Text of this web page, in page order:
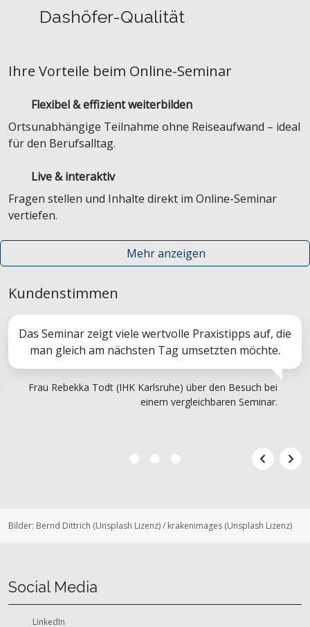
Dashöfer-Qualität
Ihre Vorteile beim Online-Seminar
Flexibel & effizient weiterbilden
Ortsunabhängige Teilnahme ohne Reiseaufwand – ideal
für den Berufsalltag.
Live & interaktiv
Fragen stellen und Inhalte direkt im Online-Seminar
vertiefen.
Mehr anzeigen
Kundenstimmen
Das Seminar zeigt viele wertvolle Praxistipps auf, die
man gleich am nächsten Tag umsetzten möchte.
Frau Rebekka Todt (IHK Karlsruhe) über den Besuch bei
einem vergleichbaren Seminar.
Bilder: Bernd Dittrich (Unsplash Lizenz)/ krakenimages (Unsplash Lizenz)
Social Media
LinkedIn